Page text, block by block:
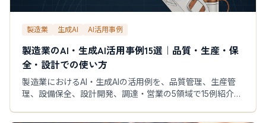
製造業 生成AI AI活用事例
製造業のAI・生成AI活用事例15選｜品質・生産・保
全・設計での使い方
製造業におけるAI・生成AIの活用例を、品質管理、生産管
理、設備保全、設計開発、調達・営業の5領域で15例紹介。